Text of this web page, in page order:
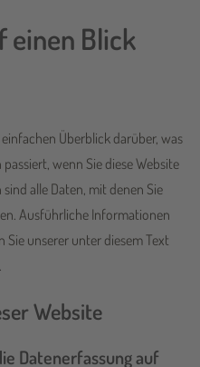
einen Blick
Überblick darüber, was
wenn Sie diese Website
alle Daten, mit denen Sie
Ausführliche Informationen
unserer unter diesem Text
Website
Datenerfassung auf